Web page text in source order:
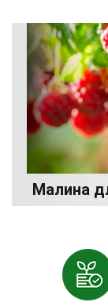
Малина